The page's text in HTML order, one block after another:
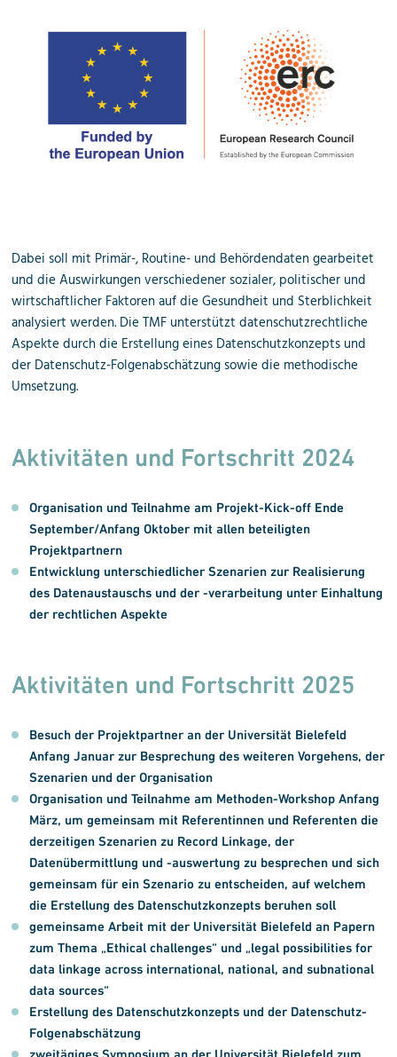
Dabei soll mit Primär-, Routine- und Behördendaten gearbeitet
und die Auswirkungen verschiedener sozialer, politischer und
wirtschaftlicher Faktoren auf die Gesundheit und Sterblichkeit
analysiert werden. Die TMF unterstützt datenschutzrechtliche
Aspekte durch die Erstellung eines Datenschutzkonzepts und
der Datenschutz-Folgenabschätzung sowie die methodische
Umsetzung.
Aktivitäten und Fortschritt 2024
Organisation und Teilnahme am Projekt-Kick-off Ende
September/Anfang Oktober mit allen beteiligten
Projektpartnern
Entwicklung unterschiedlicher Szenarien zur Realisierung
des Datenaustauschs und der -verarbeitung unter Einhaltung
der rechtlichen Aspekte
Aktivitäten und Fortschritt 2025
Besuch der Projektpartner an der Universität Bielefeld
Anfang Januar zur Besprechung des weiteren Vorgehens, der
Szenarien und der Organisation
Organisation und Teilnahme am Methoden-Workshop Anfang
März, um gemeinsam mit Referentinnen und Referenten die
derzeitigen Szenarien zu Record Linkage, der
Datenübermittlung und -auswertung zu besprechen und sich
gemeinsam für ein Szenario zu entscheiden, auf welchem
die Erstellung des Datenschutzkonzepts beruhen soll
gemeinsame Arbeit mit der Universität Bielefeld an Papern
zum Thema „Ethical challenges“ und „legal possibilities for
data linkage across international, national, and subnational
data sources“
Erstellung des Datenschutzkonzepts und der Datenschutz-
Folgenabschätzung
zweitägiges Symposium an der Universität Bielefeld zum